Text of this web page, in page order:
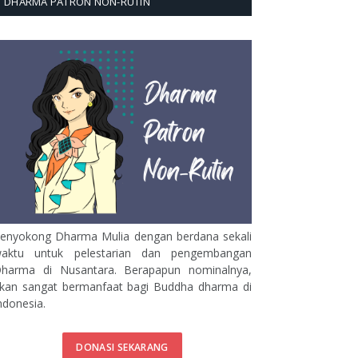
Dharma Mulia dengan berdana sekali
untuk pelestarian dan pengembangan
di Nusantara. Berapapun nominalnya,
sangat bermanfaat bagi Buddha dharma di
DONASI SEKARANG